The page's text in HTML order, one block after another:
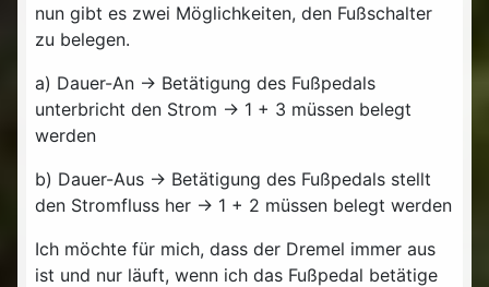
nun gibt es zwei Möglichkeiten, den Fußschalter
zu belegen.
a) Dauer-An -> Betätigung des Fußpedals
unterbricht den Strom -> 1 + 3 müssen belegt
werden
b) Dauer-Aus -> Betätigung des Fußpedals stellt
den Stromfluss her -> 1 + 2 müssen belegt werden
Ich möchte für mich, dass der Dremel immer aus
ist und nur läuft, wenn ich das Fußpedal betätige